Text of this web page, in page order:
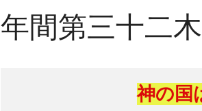
年間第三十二
神の国